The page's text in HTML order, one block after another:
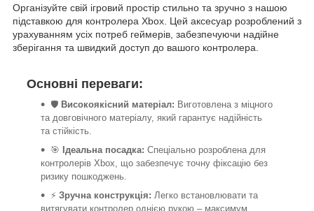
Організуйте свій ігровий простір стильно та зручно з нашою
підставкою для контролера Xbox. Цей аксесуар розроблений з
урахуванням усіх потреб геймерів, забезпечуючи надійне
зберігання та швидкий доступ до вашого контролера.
Основні переваги:
🛡️ Високоякісний матеріал: Виготовлена ​​з міцного
та довговічного матеріалу, який гарантує надійність
та стійкість.
🎯 Ідеальна посадка: Спеціально розроблена для
контролерів Xbox, що забезпечує точну фіксацію без
ризику пошкоджень.
⚡ Зручна конструкція: Легко встановлювати та
витягувати контролер однією рукою – максимум